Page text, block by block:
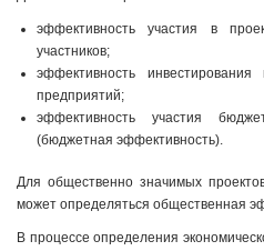
эффективность участия в
участников;
эффективность
предприятий;
эффективность участия
(бюджетная эффективность).
Для общественно значимых
может определяться общественная
В процессе определения